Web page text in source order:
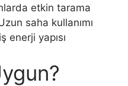
etkin tarama
saha kullanımı
enerji yapısı